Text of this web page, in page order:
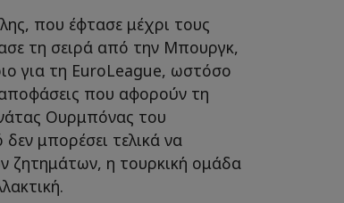
που έφτασε μέχρι τους
τη σειρά από την Μπουργκ,
για τη EuroLeague, ωστόσο
που αφορούν τη
Ουρμπόνας του
μπορέσει τελικά να
ζητημάτων, η τουρκική ομάδα